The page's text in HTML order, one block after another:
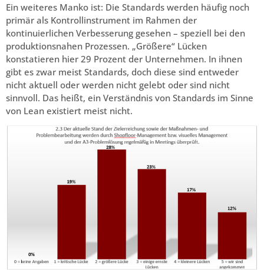
Ein weiteres Manko ist: Die Standards werden häufig noch
primär als Kontrollinstrument im Rahmen der
kontinuierlichen Verbesserung gesehen – speziell bei den
produktionsnahen Prozessen. „Größere“ Lücken
konstatieren hier 29 Prozent der Unternehmen. In ihnen
gibt es zwar meist Standards, doch diese sind entweder
nicht aktuell oder werden nicht gelebt oder sind nicht
sinnvoll. Das heißt, ein Verständnis von Standards im Sinne
von Lean existiert meist nicht.